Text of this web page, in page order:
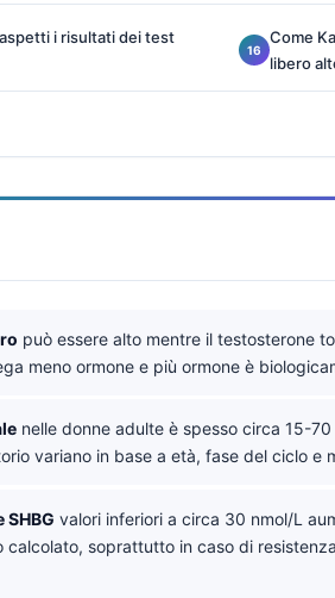
i risultati dei test
Come
libero
può essere alto mentre il testosterone
meno ormone e più ormone è
nelle donne adulte è spesso circa 15-
variano in base a età, fase del ciclo e
SHBG valori inferiori a circa 30 nmol/L
calcolato, soprattutto in caso di